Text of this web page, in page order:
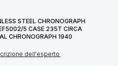
STEEL CHRONOGRAPH
5 CASE 235T CIRCA
CHRONOGRAPH 1940
dell'esperto